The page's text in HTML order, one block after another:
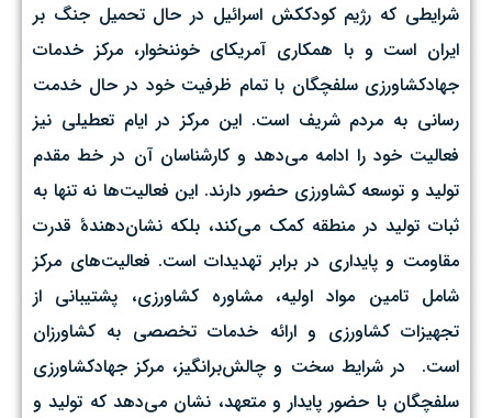
شرایطی که رژیم کودککش اسرائیل در حال تحمیل جنگ بر
ایران است و با همکاری آمریکای خوننخوار، مرکز خدمات
جهادکشاورزی سلفچگان با تمام ظرفیت خود در حال خدمت
رسانی به مردم شریف است. این مرکز در ایام تعطیلی نیز
فعالیت خود را ادامه می‌دهد و کارشناسان آن در خط مقدم
تولید و توسعه کشاورزی حضور دارند. این فعالیت‌ها نه تنها به
ثبات تولید در منطقه کمک می‌کند، بلکه نشان‌دهندهٔ قدرت
مقاومت و پایداری در برابر تهدیدات است. فعالیت‌های مرکز
شامل تامین مواد اولیه، مشاوره کشاورزی، پشتیبانی از
تجهیزات کشاورزی و ارائه خدمات تخصصی به کشاورزان
است. ‌ در شرایط سخت و چالش‌برانگیز، مرکز جهادکشاورزی
سلفچگان با حضور پایدار و متعهد، نشان می‌دهد که تولید و